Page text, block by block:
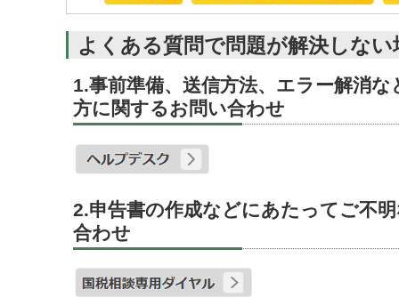
よくある質問で問題が解決しな
1.事前準備、送信方法、エラー解消
方に関するお問い合わせ
2.申告書の作成などにあたってご不
合わせ